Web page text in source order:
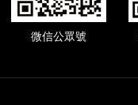
微信公眾號